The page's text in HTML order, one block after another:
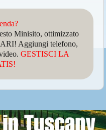
Minisito, ottimizzato
Aggiungi telefono,
GESTISCI LA